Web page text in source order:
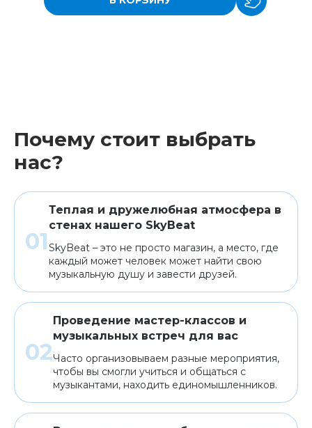
Почему стоит выбрать
нас?
Теплая и дружелюбная атмосфера в
стенах нашего SkyBeat
SkyBeat – это не просто магазин, а место, где
каждый может человек может найти свою
музыкальную душу и завести друзей.
Проведение мастер-классов и
музыкальных встреч для вас
Часто организовываем разные мероприятия,
чтобы вы смогли учиться и общаться с
музыкантами, находить единомышленников.